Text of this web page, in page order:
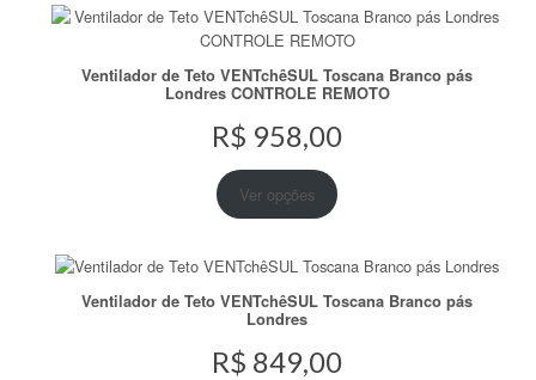
Ventilador de Teto VENTchêSUL Toscana Branco pás
Londres CONTROLE REMOTO
R$ 958,00
Ver opções
Ventilador de Teto VENTchêSUL Toscana Branco pás
Londres
R$ 849,00